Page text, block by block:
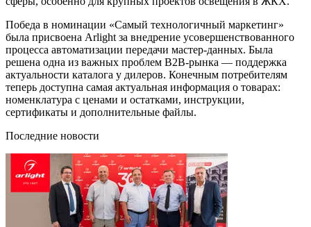
Победа в номинации «Самый технологичный маркетинг»
была присвоена Arlight за внедрение усовершенствованного
процесса автоматизации передачи мастер-данных. Была
решена одна из важных проблем B2B-рынка — поддержка
актуальности каталога у дилеров. Конечным потребителям
теперь доступна самая актуальная информация о товарах:
номенклатура с ценами и остатками, инструкции,
сертификаты и дополнительные файлы.
Последние новости